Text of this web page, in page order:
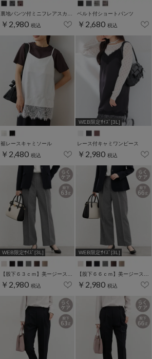
￥2,980 税込
ベルト付ショートパンツ
￥2,680 税込
裾レースキャミソール
￥2,480 税込
WEB限定ｻｲｽﾞ[3L]
レース付キャミワンピース
￥2,980 税込
WEB限定ｻｲｽﾞ[3L]
￥2,980 税込
WEB限定ｻｲｽﾞ[3L]
￥2,980 税込